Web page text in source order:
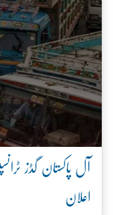
آل پاکستان گڈز
اعلان